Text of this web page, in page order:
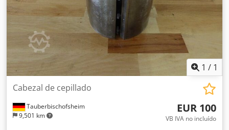
1 / 1
Tauberbischofsheim
9,501 km
Cabezal de cepillado
EUR 100
VB IVA no incluído